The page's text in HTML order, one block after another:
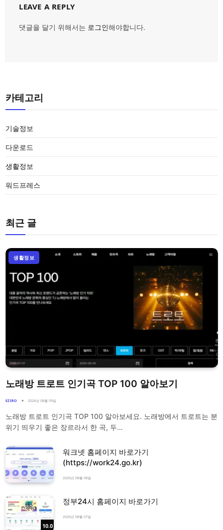
LEAVE A REPLY
댓글을 달기 위해서는 로그인해야합니다.
카테고리
기술정보
다운로드
생활정보
워드프레스
최근 글
생활정보
노래방 트로트 인기곡 TOP 100 알아보기
EZIRO 2026년 08월 09일
노래방 트로트 인기곡 TOP 100 알아보세요. 노래방에서 트로트는 분
위기 띄우기 좋은 장르라서 한 곡, 두…
워크넷 홈페이지 바로가기
(https://work24.go.kr)
2026년 08월 08일
10.0
정부24시 홈페이지 바로가기
2026년 08월 07일